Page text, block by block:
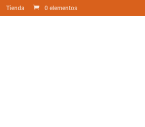
Tienda 0 elementos